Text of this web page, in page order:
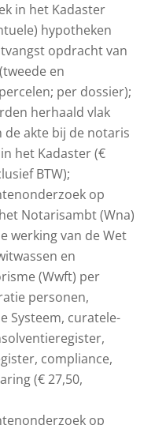
in het Kadaster
hypotheken
opdracht van
en
per dossier);
herhaald vlak
akte bij de notaris
het Kadaster (€
BTW);
op
Notarisambt (Wna)
werking van de Wet
en
(Wwft) per
personen,
Systeem, curatele-
compliance,
(€ 27,50,
op